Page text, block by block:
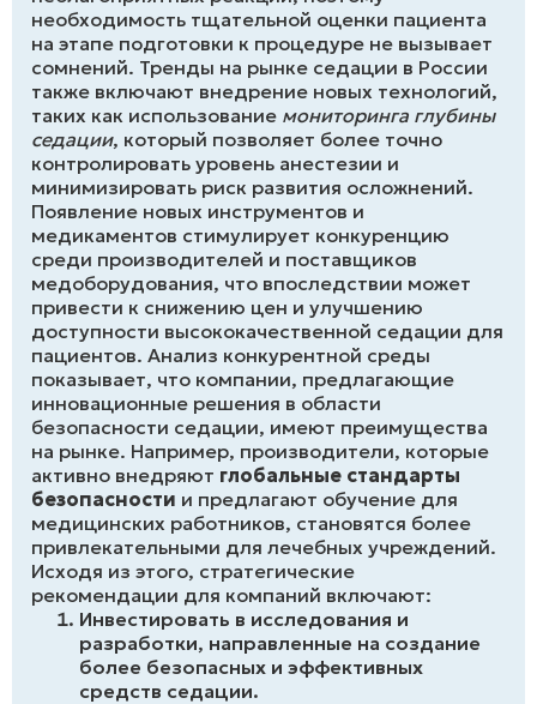
необходимость тщательной оценки пациента
на этапе подготовки к процедуре не вызывает
сомнений. Тренды на рынке седации в России
также включают внедрение новых технологий,
таких как использование мониторинга глубины
седации, который позволяет более точно
контролировать уровень анестезии и
минимизировать риск развития осложнений.
Появление новых инструментов и
медикаментов стимулирует конкуренцию
среди производителей и поставщиков
медоборудования, что впоследствии может
привести к снижению цен и улучшению
доступности высококачественной седации для
пациентов. Анализ конкурентной среды
показывает, что компании, предлагающие
инновационные решения в области
безопасности седации, имеют преимущества
на рынке. Например, производители, которые
активно внедряют глобальные стандарты
безопасности и предлагают обучение для
медицинских работников, становятся более
привлекательными для лечебных учреждений.
Исходя из этого, стратегические
рекомендации для компаний включают:
Инвестировать в исследования и
разработки, направленные на создание
более безопасных и эффективных
средств седации.